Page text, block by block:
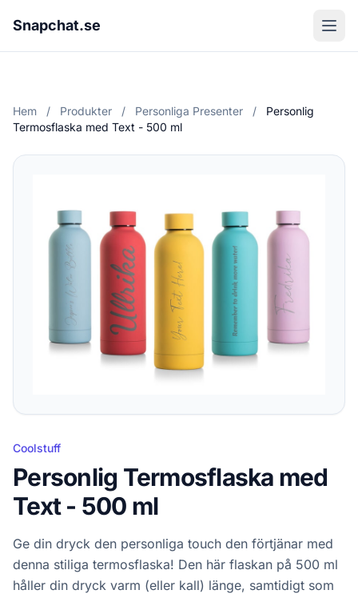
Snapchat.se
Hem / Produkter / Personliga Presenter /
Personlig
Termosflaska med Text - 500 ml
Coolstuff
Personlig Termosflaska med
Text - 500 ml
Ge din dryck den personliga touch den förtjänar med
denna stiliga termosflaska! Den här flaskan på 500 ml
håller din dryck varm (eller kall) länge, samtidigt som